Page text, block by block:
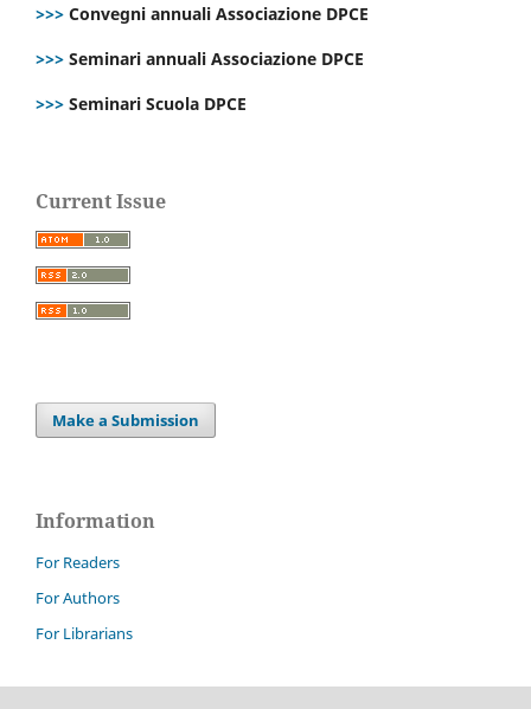
>>> Convegni annuali Associazione DPCE
>>> Seminari annuali Associazione DPCE
>>> Seminari Scuola DPCE
Current Issue
Make a Submission
Information
For Readers
For Authors
For Librarians